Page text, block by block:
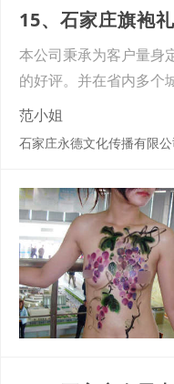
15、石家庄旗袍
本公司秉承为客户量身
的好评。并在省内多个
范小姐
石家庄永德文化传播有限公